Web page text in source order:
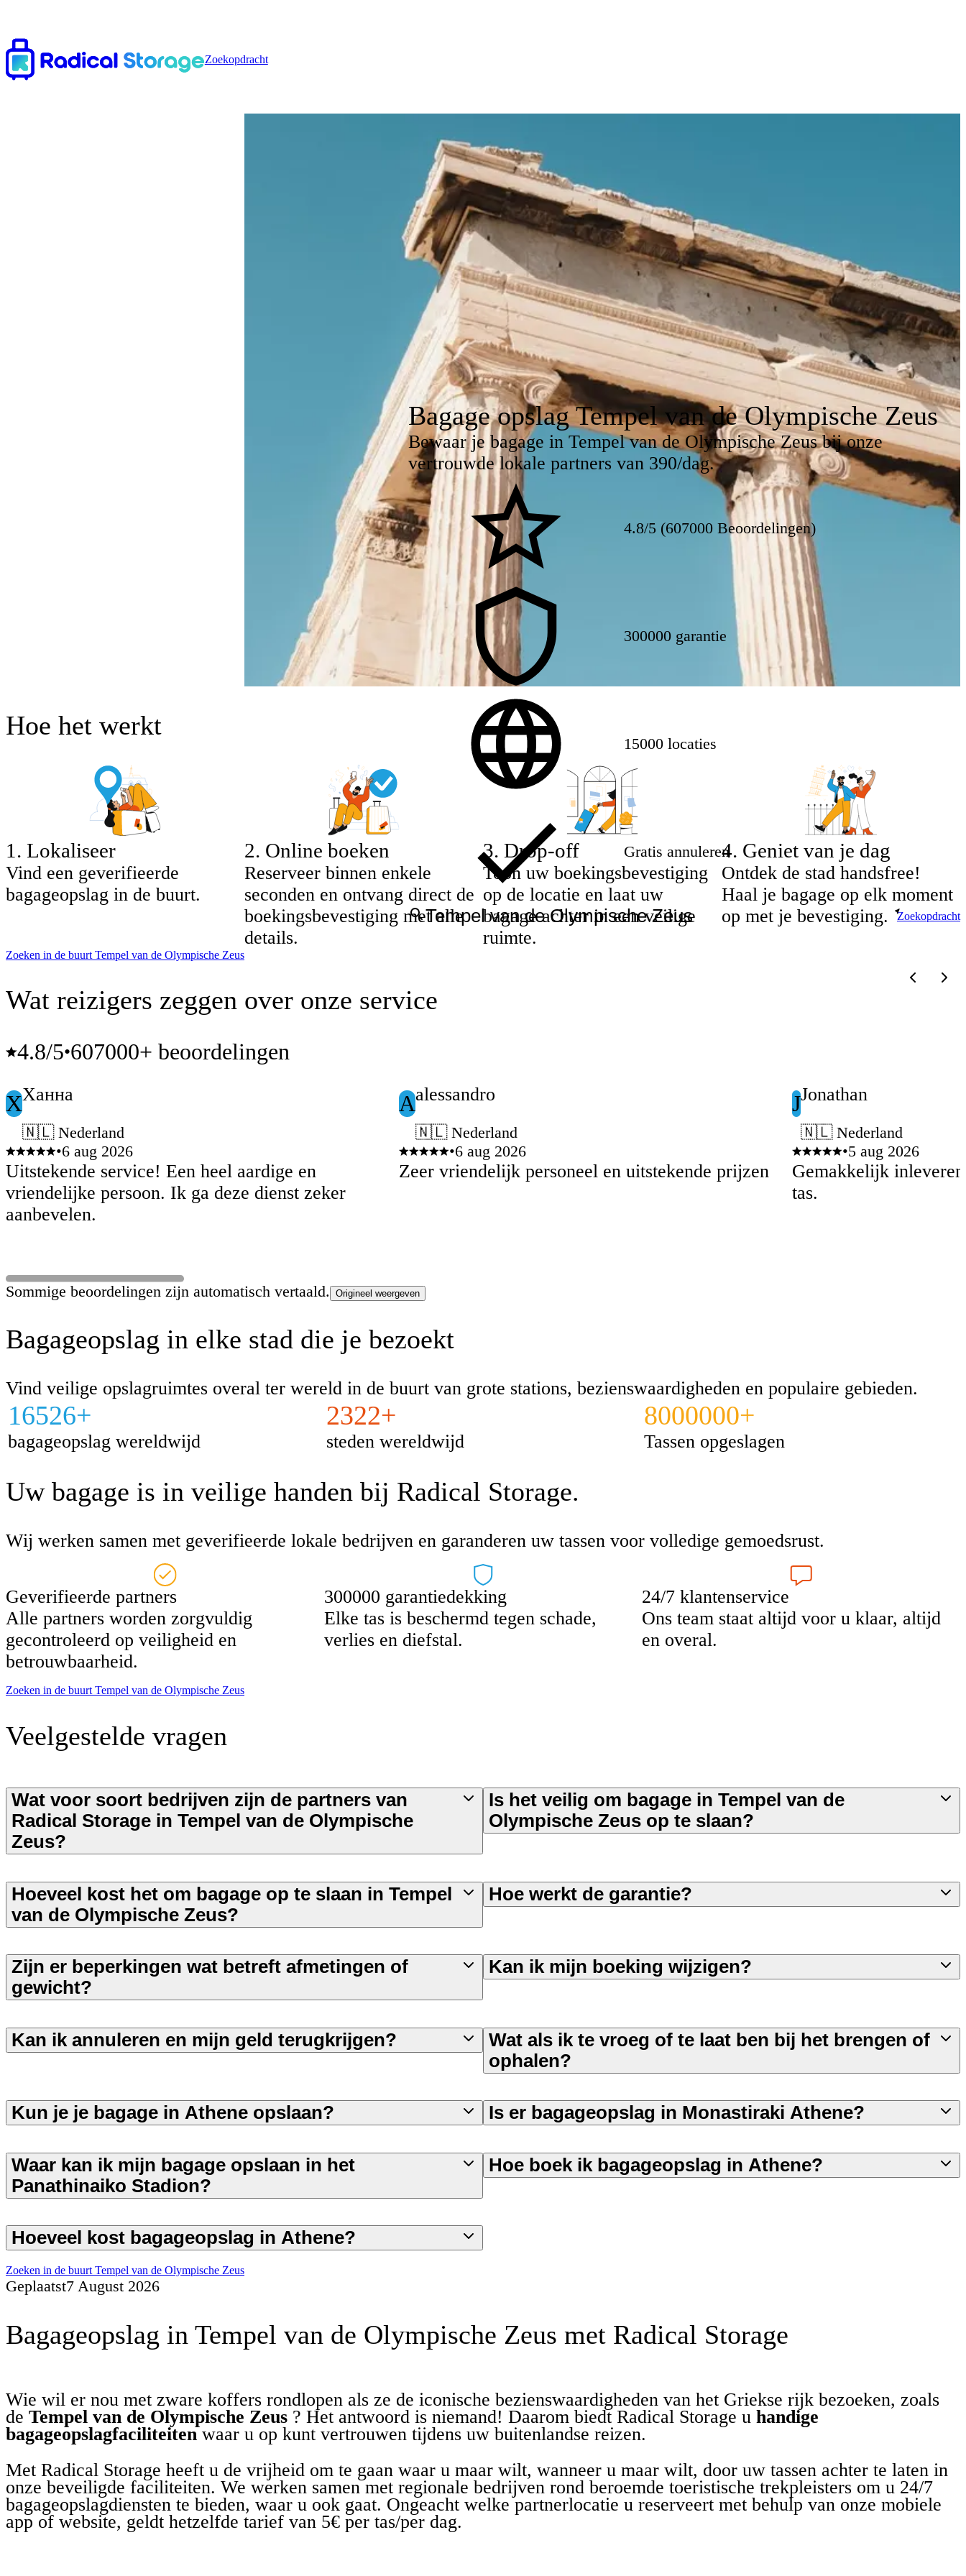
Zoekopdracht
Bagage opslag Tempel van de Olympische Zeus
Bewaar je bagage in Tempel van de Olympische Zeus bij onze
vertrouwde lokale partners van 390/dag.
4.8/5 (607000 Beoordelingen)
300000 garantie
15000 locaties
Gratis annuleren
Zoekopdracht
Hoe het werkt
1 . Lokaliseer
Vind een geverifieerde
bagageopslag in de buurt.
2. Online boeken
Reserveer binnen enkele
seconden en ontvang direct de
boekingsbevestiging met alle
details.
3. Drop-off
Toon uw boekingsbevestiging
op de locatie en laat uw
bagage achter in een veilige
ruimte.
4. Geniet van je dag
Ontdek de stad handsfree!
Haal je bagage op elk moment
op met je bevestiging.
Zoeken in de buurt Tempel van de Olympische Zeus
Wat reizigers zeggen over onze service
4.8/5•607000+ beoordelingen
ХХанна
🇳🇱 Nederland
•6 aug 2026
Uitstekende service! Een heel aardige en
vriendelijke persoon. Ik ga deze dienst zeker
aanbevelen.
Aalessandro
🇳🇱 Nederland
•6 aug 2026
Zeer vriendelijk personeel en uitstekende prijzen
JJonathan
🇳🇱 Nederland
•5 aug 2026
Gemakkelijk
tas.
Sommige beoordelingen zijn automatisch vertaald. Origineel weergeven
Bagageopslag in elke stad die je bezoekt
Vind veilige opslagruimtes overal ter wereld in de buurt van grote stations, bezienswaardigheden en populaire gebieden.
16526+
bagageopslag wereldwijd
2322+
steden wereldwijd
8000000+
Tassen opgeslagen
Uw bagage is in veilige handen bij Radical Storage.
Wij werken samen met geverifieerde lokale bedrijven en garanderen uw tassen voor volledige gemoedsrust.
Geverifieerde partners
Alle partners worden zorgvuldig
gecontroleerd op veiligheid en
betrouwbaarheid.
300000 garantiedekking
Elke tas is beschermd tegen schade,
verlies en diefstal.
24/7 klantenservice
Ons team staat altijd voor u klaar, altijd
en overal.
Zoeken in de buurt Tempel van de Olympische Zeus
Veelgestelde vragen
Wat voor soort bedrijven zijn de partners van
Radical Storage in Tempel van de Olympische
Zeus?
Is het veilig om bagage in Tempel van de
Olympische Zeus op te slaan?
Hoeveel kost het om bagage op te slaan in Tempel
van de Olympische Zeus?
Hoe werkt de garantie?
Zijn er beperkingen wat betreft afmetingen of
gewicht?
Kan ik mijn boeking wijzigen?
Kan ik annuleren en mijn geld terugkrijgen?
Wat als ik te vroeg of te laat ben bij het brengen of
ophalen?
Kun je je bagage in Athene opslaan? Is er bagageopslag in Monastiraki Athene?
Waar kan ik mijn bagage opslaan in het
Panathinaiko Stadion?
Hoe boek ik bagageopslag in Athene?
Hoeveel kost bagageopslag in Athene?
Zoeken in de buurt Tempel van de Olympische Zeus
Geplaatst7 August 2026
Bagageopslag in Tempel van de Olympische Zeus met Radical Storage
Wie wil er nou met zware koffers rondlopen als ze de iconische bezienswaardigheden van het Griekse rijk bezoeken, zoals
de Tempel van de Olympische Zeus ? Het antwoord is niemand! Daarom biedt Radical Storage u handige
bagageopslagfaciliteitenwaar u op kunt vertrouwen tijdens uw buitenlandse reizen.
Met Radical Storage heeft u de vrijheid om te gaan waar u maar wilt, wanneer u maar wilt, door uw tassen achter te laten in
onze beveiligde faciliteiten. We werken samen met regionale bedrijven rond beroemde toeristische trekpleisters om u 24/7
bagageopslagdiensten te bieden, waar u ook gaat. Ongeacht welke partnerlocatie u reserveert met behulp van onze mobiele
app of website, geldt hetzelfde tarief van 5€ per tas/per dag.